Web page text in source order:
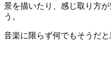
景を描いたり、感じ取り方
う。
音楽に限らず何でもそうだと